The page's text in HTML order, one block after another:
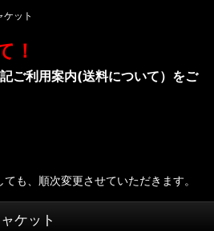
ット
！
ご利用案内(送料について）をご
も、順次変更させていただきます。
ケット